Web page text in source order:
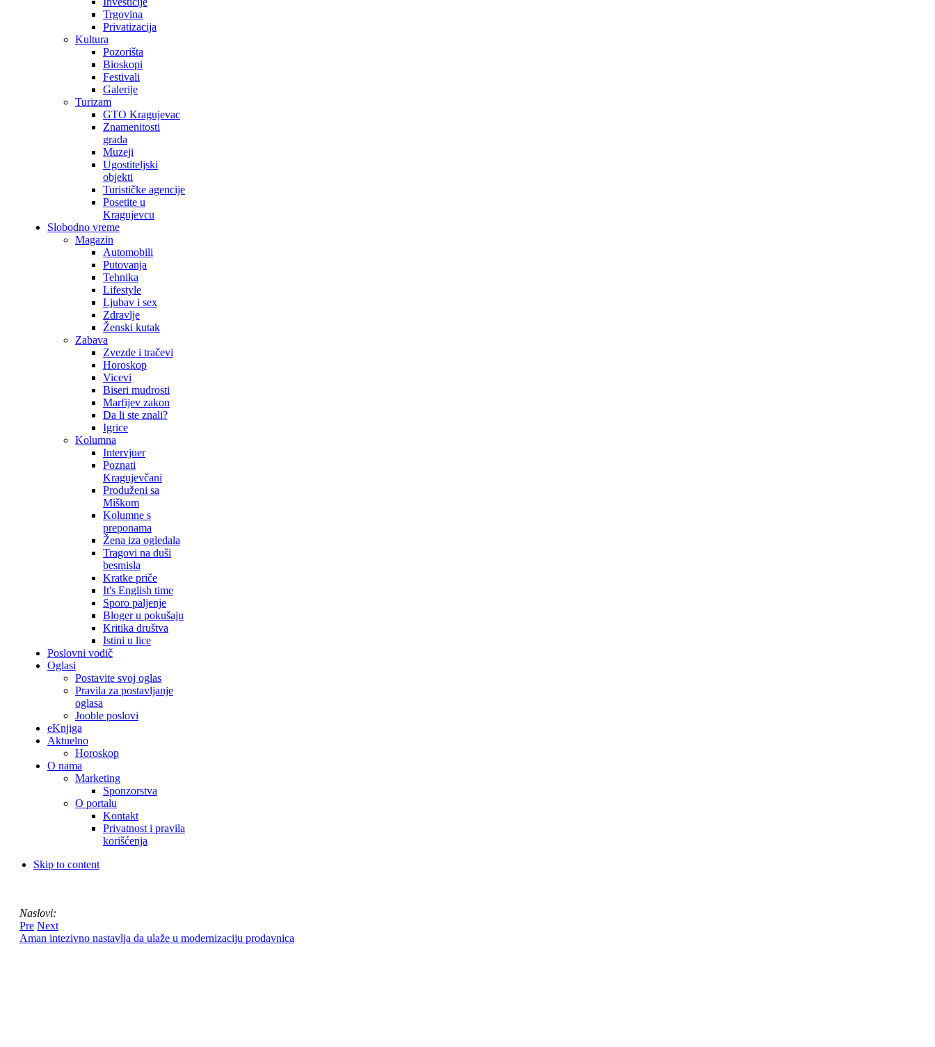
Trgovina
Privatizacija
Kultura
Pozorišta
Bioskopi
Festivali
Galerije
Turizam
GTO Kragujevac
Znamenitosti
grada
Muzeji
Ugostiteljski
objekti
Turističke agencije
Posetite u
Kragujevcu
Slobodno vreme
Magazin
Automobili
Putovanja
Tehnika
Lifestyle
Ljubav i sex
Zdravlje
Ženski kutak
Zabava
Zvezde i tračevi
Horoskop
Vicevi
Biseri mudrosti
Marfijev zakon
Da li ste znali?
Igrice
Kolumna
Intervjuer
Poznati
Kragujevčani
Produženi sa
Miškom
Kolumne s
preponama
Žena iza ogledala
Tragovi na duši
besmisla
Kratke priče
It's English time
Sporo paljenje
Bloger u pokušaju
Kritika društva
Istini u lice
Poslovni vodič
Oglasi
Postavite svoj oglas
Pravila za postavljanje
oglasa
Jooble poslovi
eKnjiga
Aktuelno
Horoskop
O nama
Marketing
Sponzorstva
O portalu
Kontakt
Privatnost i pravila
korišćenja
Skip to content
Naslovi:
Pre Next
Aman intezivno nastavlja da ulaže u modernizaciju prodavnica